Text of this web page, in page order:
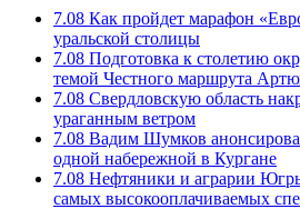
7.08 Как пройдет марафон
уральской столицы
7.08 Подготовка к столетию
темой Честного маршрута
7.08 Свердловскую область
ураганным ветром
7.08 Вадим Шумков
одной набережной в Кургане
7.08 Нефтяники и аграрии
самых высокооплачиваемых